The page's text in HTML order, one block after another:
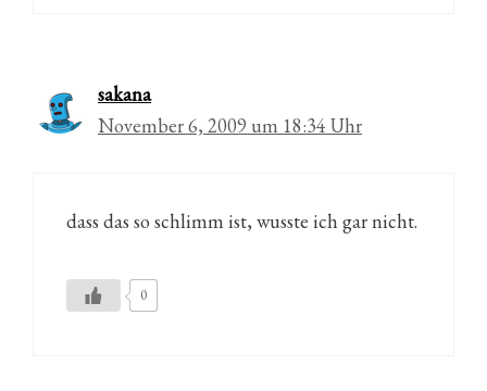
sakana
November 6, 2009 um 18:34 Uhr
dass das so schlimm ist, wusste ich gar nicht.
0